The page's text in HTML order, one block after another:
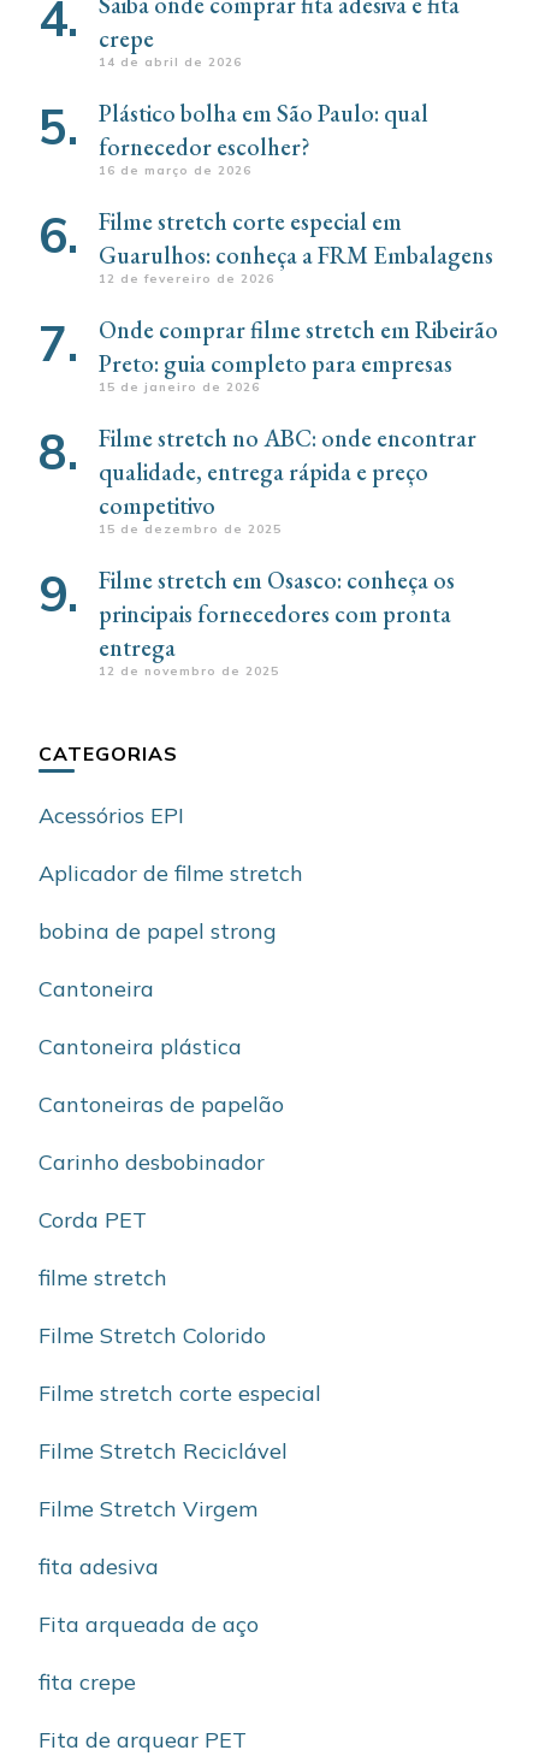
crepe
14 de abril de 2026
Plástico bolha em São Paulo: qual
fornecedor escolher?
16 de março de 2026
Filme stretch corte especial em
Guarulhos: conheça a FRM Embalagens
12 de fevereiro de 2026
Onde comprar filme stretch em Ribeirão
Preto: guia completo para empresas
15 de janeiro de 2026
Filme stretch no ABC: onde encontrar
qualidade, entrega rápida e preço
competitivo
15 de dezembro de 2025
Filme stretch em Osasco: conheça os
principais fornecedores com pronta
entrega
12 de novembro de 2025
CATEGORIAS
Acessórios EPI
Aplicador de filme stretch
bobina de papel strong
Cantoneira
Cantoneira plástica
Cantoneiras de papelão
Carinho desbobinador
Corda PET
filme stretch
Filme Stretch Colorido
Filme stretch corte especial
Filme Stretch Reciclável
Filme Stretch Virgem
fita adesiva
Fita arqueada de aço
fita crepe
Fita de arquear PET